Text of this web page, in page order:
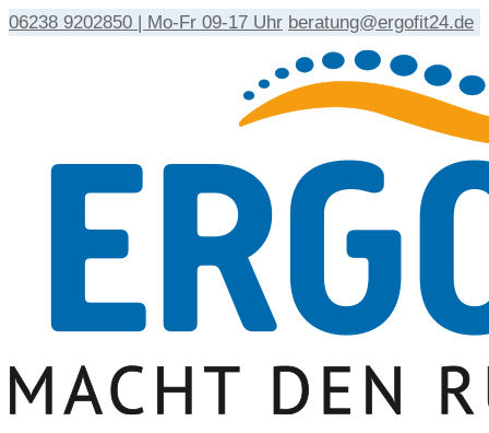
06238 9202850 | Mo-Fr 09-17 Uhr beratung@ergofit24.de